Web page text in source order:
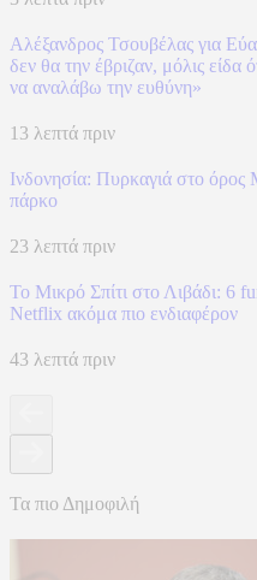
Αλέξανδρος Τσουβέλας για
δεν θα την έβριζαν, μόλις είδα
να αναλάβω την ευθύνη»
13 λεπτά πριν
Ινδονησία: Πυρκαγιά στο
πάρκο
23 λεπτά πριν
To Mικρό Σπίτι στο Λιβάδι: 6
Netflix ακόμα πιο ενδιαφέρον
43 λεπτά πριν
Τα πιο Δημοφιλή